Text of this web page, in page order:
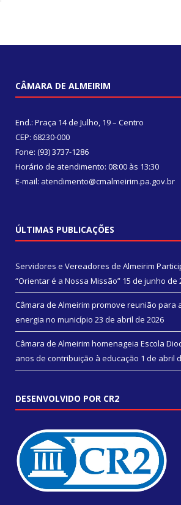
CÂMARA DE ALMEIRIM
End.: Praça 14 de Julho, 19 – Centro
CEP: 68230-000
Fone: (93) 3737-1286
Horário de atendimento: 08:00 às 13:30
E-mail: atendimento@cmalmeirim.pa.gov.br
ÚLTIMAS PUBLICAÇÕES
Servidores e Vereadores de Almeirim
“Orientar é a Nossa Missão” 15 de junho de
Câmara de Almeirim promove reunião para
energia no município 23 de abril de 2026
Câmara de Almeirim homenageia Escola
anos de contribuição à educação 1 de abril
DESENVOLVIDO POR CR2